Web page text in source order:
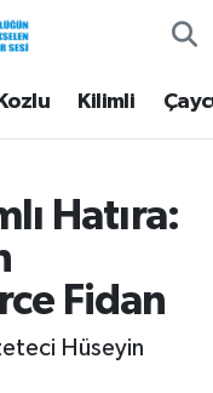
Kozlu Kilimli
Hatıra:
Fidan
Hüseyin